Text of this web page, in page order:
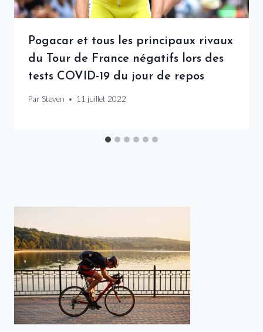
Pogacar et tous les principaux rivaux
du Tour de France négatifs lors des
tests COVID-19 du jour de repos
Par Steven 11 juillet 2022